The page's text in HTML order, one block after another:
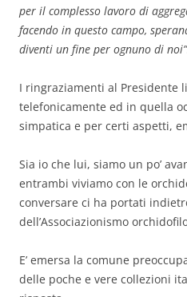
per il complesso lavoro di
facendo in questo campo,
diventi un fine per ognuno di
I ringraziamenti al Presidente
telefonicamente ed in quella
simpatica e per certi aspetti,
Sia io che lui, siamo un po’
entrambi viviamo con le
conversare ci ha portati
dell’Associazionismo
E’ emersa la comune
delle poche e vere collezioni